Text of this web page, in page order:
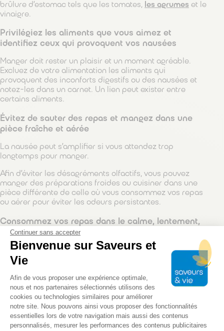
brûlure d’estomac tels que les tomates, les agrumes et le
vinaigre.
Privilégiez les aliments que vous aimez et
identifiez ceux qui provoquent vos nausées
Manger doit rester un plaisir et un moment agréable.
Excluez de votre alimentation les aliments qui
provoquent des inconforts digestifs ou des nausées et
notez-les dans un carnet. Un lien peut exister entre
certains aliments.
Évitez de sauter des repas et mangez dans une
pièce fraîche et aérée
La nausée peut s’amplifier si vous attendez trop
longtemps pour manger.
Afin d’éviter les désagréments olfactifs, vous pouvez
manger des préparations froides ou cuisiner dans une
pièce différente de celle où vous consommez vos repas
ou aérer pour éviter les odeurs persistantes.
Consommez vos repas dans le calme, lentement,
en mastiquant bien
Mangez lentementsi possible sans télévision ni radio.
Cela vous permettra de vous concentrer sur votre
Après les repas,évitez d’allonger votre corps trop
rapidement
Après les repas, asseyez-vous ou surélevez votre buste.
Vous pouvez aussi aller prendre l’air à l’extérieur.
Continuer sans accepter
Bienvenue sur Saveurs et
Vie
Plateforme de Gestion du
Afin de vous proposer une expérience optimale,
nous et nos partenaires sélectionnés utilisons des
cookies ou technologies similaires pour améliorer
notre site. Nous pouvons ainsi vous proposer des fonctionnalités
essentielles lors de votre navigation mais aussi des contenus
personnalisés, mesurer les performances des contenus publicitaires